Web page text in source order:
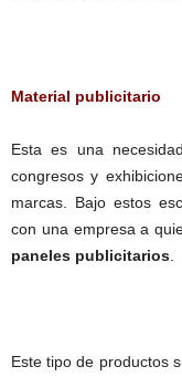
Material publicitario
Esta es una
congresos y
marcas. Bajo estos
con una empresa a
paneles publicitarios
Este tipo de productos